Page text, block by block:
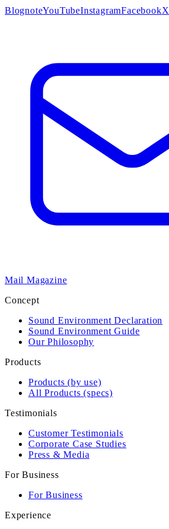
BlognoteYouTubeInstagramFacebookX
Mail Magazine
Concept
Sound Environment Declaration
Sound Environment Guide
Our Philosophy
Products
Products (by use)
All Products (specs)
Testimonials
Customer Testimonials
Corporate Case Studies
Press & Media
For Business
For Business
Experience